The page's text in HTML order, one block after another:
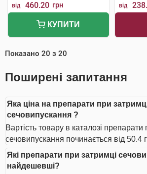
від 460.20 грн
КУПИТИ
від
Показано 20 з 20
Поширені запитання
Яка ціна на препарати при
сечовипускання ?
Вартість товару в каталозі препарати
сечовипускання починається від 50.4
Які препарати при затримці
найдешевші?